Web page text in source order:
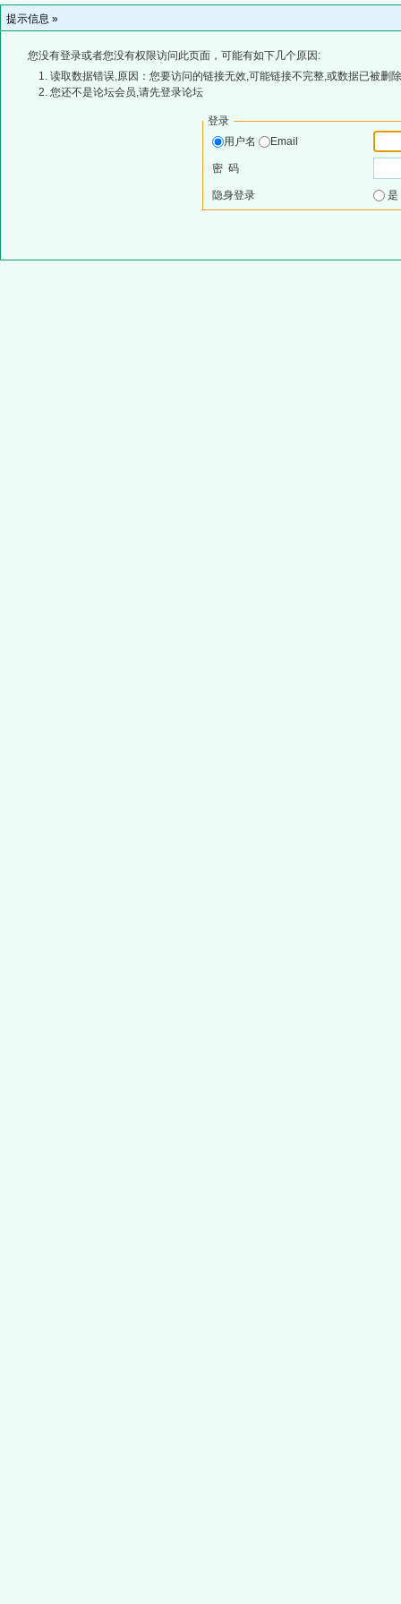
提示信息 »
您没有登录或者您没有权限访问此页面，可能有如下几个原因:
读取数据错误,原因：您要访问的链接无效,可能链接不完整,或数据已被删
您还不是论坛会员,请先登录论坛
登录
用户名
Email
密 码
隐身登录